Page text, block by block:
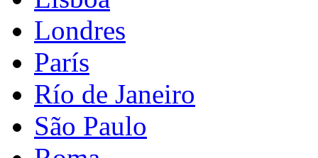
Londres
París
Río de Janeiro
São Paulo